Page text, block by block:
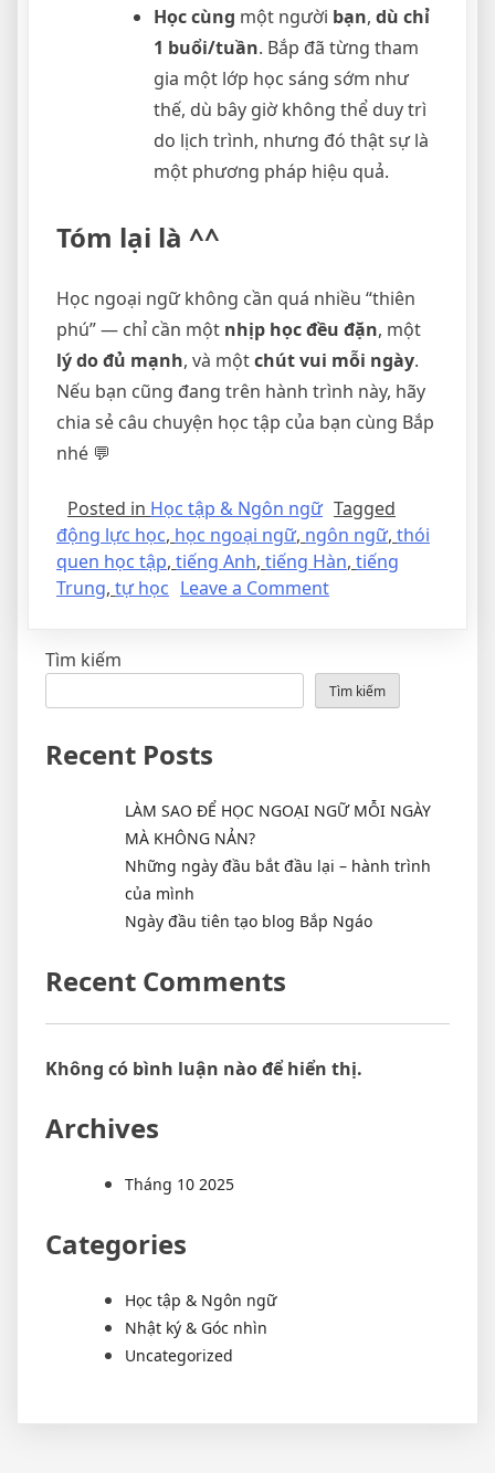
Học cùng một người bạn, dù chỉ
1 buổi/tuần. Bắp đã từng tham
gia một lớp học sáng sớm như
thế, dù bây giờ không thể duy trì
do lịch trình, nhưng đó thật sự là
một phương pháp hiệu quả.
Tóm lại là ^^
Học ngoại ngữ không cần quá nhiều “thiên
phú” — chỉ cần một nhịp học đều đặn, một
lý do đủ mạnh, và mộtchút vui mỗi ngày.
Nếu bạn cũng đang trên hành trình này, hãy
chia sẻ câu chuyện học tập của bạn cùng Bắp
nhé 💬
Posted in Học tập & Ngôn ngữ Tagged
động lực học, học ngoại ngữ, ngôn ngữ, thói
quen học tập, tiếng Anh, tiếng Hàn, tiếng
Trung, tự học Leave a Comment
Tìm kiếm
Tìm kiếm
Recent Posts
LÀM SAO ĐỂ HỌC NGOẠI NGỮ MỖI NGÀY
MÀ KHÔNG NẢN?
Những ngày đầu bắt đầu lại – hành trình
của mình
Ngày đầu tiên tạo blog Bắp Ngáo
Recent Comments
Không có bình luận nào để hiển thị.
Archives
Tháng 10 2025
Categories
Học tập & Ngôn ngữ
Nhật ký & Góc nhìn
Uncategorized